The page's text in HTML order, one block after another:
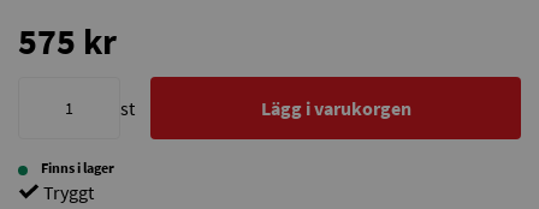
575 kr
st Lägg i varukorgen
Finns i lager
Tryggt